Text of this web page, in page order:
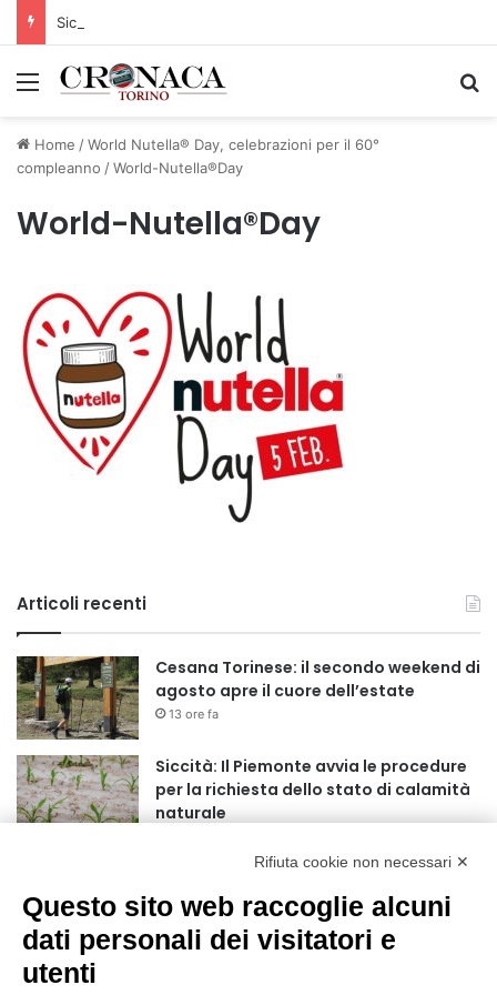
Menu
Home /World Nutella® Day, celebrazioni per il 60°
compleanno /World-Nutella®Day
World-Nutella®Day
Articoli recenti
Cesana Torinese: il secondo weekend di
agosto apre il cuore dell’estate
13 ore fa
Siccità: Il Piemonte avvia le procedure
per la richiesta dello stato di calamità
naturale
Reale Mutua, ecco il programma del
precampionato
17 ore fa
Rifiuta cookie non necessari ✕
Questo sito web raccoglie alcuni
dati personali dei visitatori e
utenti